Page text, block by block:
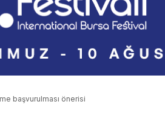
başvurulması önerisi